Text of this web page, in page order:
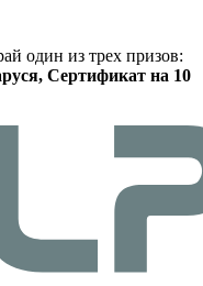
один из трех призов:
Сертификат на 10